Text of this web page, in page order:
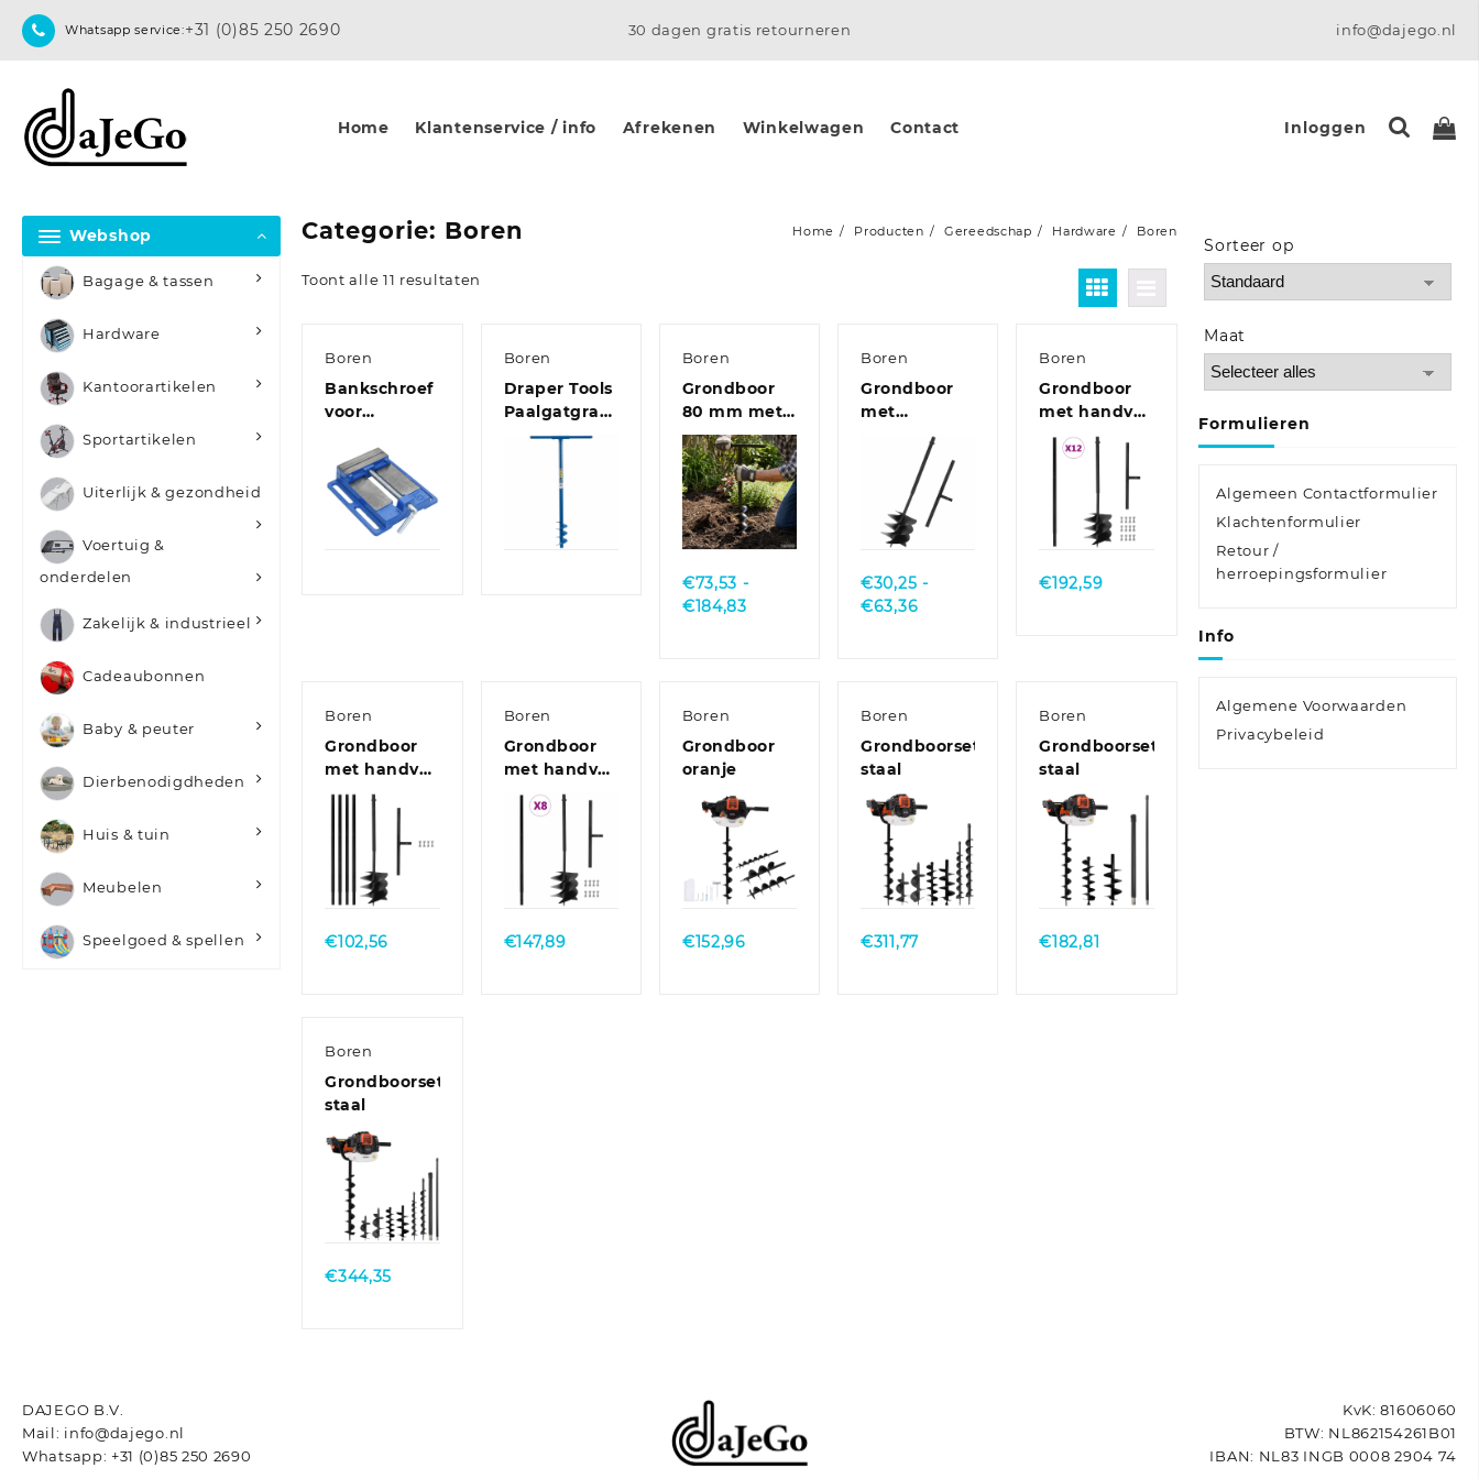
Whatsapp service:+31 (0)85 250 2690 30 dagen gratis retourneren info@dajego.nl
Home Klantenservice / info Afrekenen Winkelwagen Contact Inloggen
Webshop
Bagage & tassen
Hardware
Kantoorartikelen
Sportartikelen
Uiterlijk & gezondheid
Voertuig &
onderdelen
Zakelijk & industrieel
Cadeaubonnen
Baby & peuter
Dierbenodigdheden
Huis & tuin
Meubelen
Speelgoed & spellen
Categorie: Boren Home Producten Gereedschap Hardware Boren
Toont alle 11 resultaten
Boren
Bankschroef
voor
150 mm
gietijzer
blauwQuick
View
Boren
Draper Tools
Paalgatgraver
met
10×95 cm
View
Boren
Grondboor
80 mm met
13 m
verlengstuk
Staal
Quick
View
€73,53 -
€184,83Prijsklasse:
Boren
Grondboor
met
handgreep
250 mm
staal zwart
Quick
View
€30,25 -
€63,36Prijsklasse:
Boren
Grondboor
met handvat
250 mm met
verlengbuis
Quick
View
€192,59
Boren
Grondboor
met handvat
250 mm met
4 m staal
Quick
View
€102,56
Boren
Grondboor
met handvat
250 mm met
verlengbuis
Quick
View
€147,89
Boren
Grondboor
oranje
Quick
View
€152,96
Boren
Grondboorset
staal
Quick
View
€311,77
Boren
Grondboorset
staal
Quick
View
€182,81
Boren
Grondboorset
staal
Quick
View
€344,35
Sorteer op
Sort Products
Maat
Formulieren
Algemeen Contactformulier
Klachtenformulier
Retour /
herroepingsformulier
Info
Algemene Voorwaarden
Privacybeleid
DAJEGO B.V.
Mail: info@dajego.nl
Whatsapp: +31 (0)85 250 2690
KvK: 81606060
BTW: NL862154261B01
IBAN: NL83 INGB 0008 2904 74